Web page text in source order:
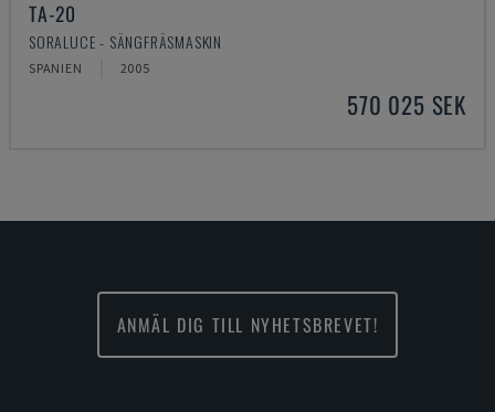
TA-20
SORALUCE - SÄNGFRÄSMASKIN
SPANIEN 2005
570 025 SEK
ANMÄL DIG TILL NYHETSBREVET!